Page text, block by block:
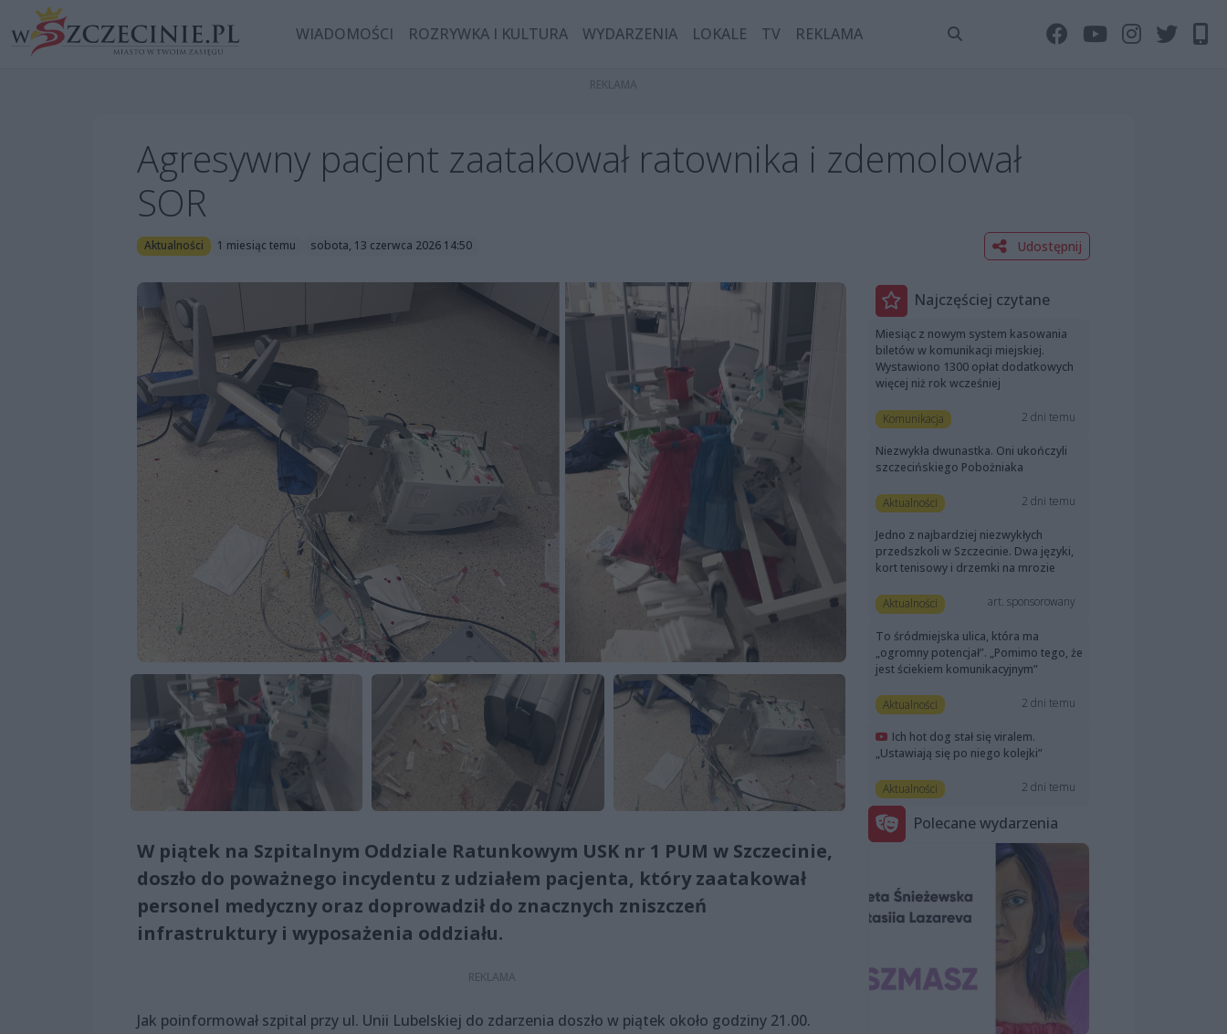
WIADOMOŚCI ROZRYWKA I KULTURA WYDARZENIA LOKALE TV REKLAMA
Agresywny pacjent zaatakował ratownika i zdemolował
SOR
Aktualności 1 miesiąc temu sobota, 13 czerwca 2026 14:50 Udostępnij
W piątek na Szpitalnym Oddziale Ratunkowym USK nr 1 PUM w Szczecinie,
doszło do poważnego incydentu z udziałem pacjenta, który zaatakował
personel medyczny oraz doprowadził do znacznych zniszczeń
infrastruktury i wyposażenia oddziału.
Jak poinformował szpital przy ul. Unii Lubelskiej do zdarzenia doszło w piątek około godziny 21.00.
Najczęściej czytane
Miesiąc z nowym system kasowania
biletów w komunikacji miejskiej.
Wystawiono 1300 opłat dodatkowych
więcej niż rok wcześniej
Komunikacja 2 dni temu
Niezwykła dwunastka. Oni ukończyli
szczecińskiego Pobożniaka
Aktualności 2 dni temu
Jedno z najbardziej niezwykłych
przedszkoli w Szczecinie. Dwa języki,
kort tenisowy i drzemki na mrozie
Aktualności art. sponsorowany
To śródmiejska ulica, która ma
„ogromny potencjał”. „Pomimo tego, że
jest ściekiem komunikacyjnym”
Aktualności 2 dni temu
Ich hot dog stał się viralem.
„Ustawiają się po niego kolejki”
Aktualności 2 dni temu
Polecane wydarzenia